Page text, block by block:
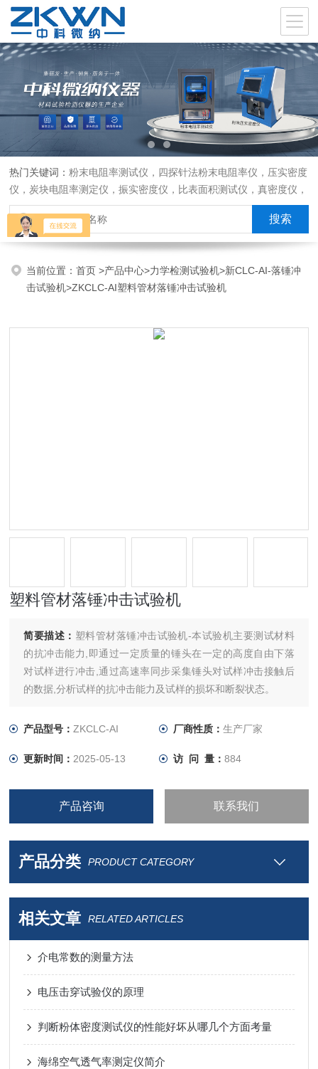
热门关键词：粉末电阻率测试仪，四探针法粉末电阻率仪，压实密度
仪，炭块电阻率测定仪，振实密度仪，比表面积测试仪，真密度仪，
炭块热膨胀仪，炭块透气率仪，炭块二氧化碳反应测定仪
当前位置：首页>产品中心>力学检测试验机>新CLC-AI-落锤冲
击试验机>ZKCLC-AI塑料管材落锤冲击试验机
塑料管材落锤冲击试验机
简要描述： 塑料管材落锤冲击试验机-本试验机主要测试材料
的抗冲击能力,即通过一定质量的锤头在一定的高度自由下落
对试样进行冲击,通过高速率同步采集锤头对试样冲击接触后
的数据,分析试样的抗冲击能力及试样的损坏和断裂状态。
产品型号：ZKCLC-AI 厂商性质： 生产厂家
更新时间： 2025-05-13 访 问 量： 884
产品咨询 联系我们
产品分类 PRODUCT CATEGORY
相关文章 RELATED ARTICLES
介电常数的测量方法
电压击穿试验仪的原理
判断粉体密度测试仪的性能好坏从哪几个方面考量
海绵空气透气率测定仪简介